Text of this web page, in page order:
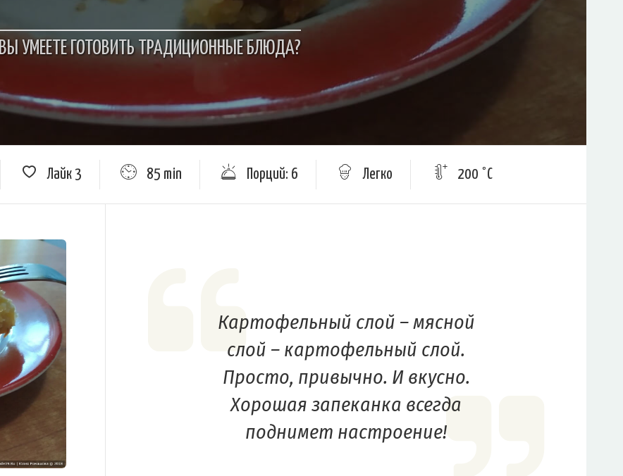
ВЫ УМЕЕТЕ ГОТОВИТЬ ТРАДИЦИОННЫЕ БЛЮДА?
Лайк 3 85 min Порций: 6 Легко 200 °C
Картофельный слой – мясной
слой – картофельный слой.
Просто, привычно. И вкусно.
Хорошая запеканка всегда
поднимет настроение!